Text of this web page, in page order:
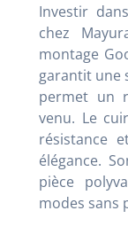
Investir
chez
montage
garantit une
permet un
venu. Le
résistance
élégance.
pièce
modes sans